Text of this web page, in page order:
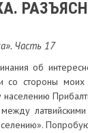
Часть 17
об
со стороны моих